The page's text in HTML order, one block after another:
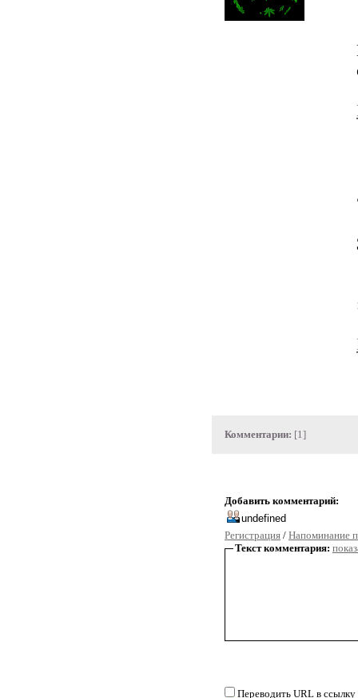
Комментарии: [1]
Добавить комментарий:
Регистрация / Напоминание
Текст комментария:
Переводить URL в ссылку